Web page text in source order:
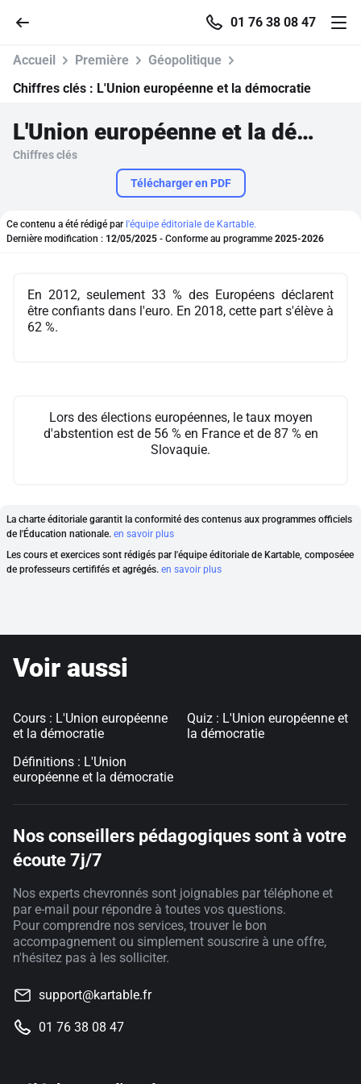
01 76 38 08 47
Accueil
Recherche
S'inscrire gratuitement
Accueil Première
Géopolitique
Chiffres clés : L'Union européenne et la démocratie
L'Union européenne et la démocratie
Chiffres clés
Télécharger en PDF
Ce contenu a été rédigé par l'équipe éditoriale de Kartable.
Dernière modification : 12/05/2025 - Conforme au programme 2025-2026
En 2012, seulement 33 % des Européens déclarent
être confiants dans l'euro. En 2018, cette part s'élève à
62 %.
Lors des élections européennes, le taux moyen
d'abstention est de 56 % en France et de 87 % en
Slovaquie.
La charte éditoriale garantit la conformité des contenus aux programmes officiels
de l'Éducation nationale. en savoir plus
Les cours et exercices sont rédigés par l'équipe éditoriale de Kartable, composéee
de professeurs certififés et agrégés. en savoir plus
Voir aussi
Cours : L'Union européenne
et la démocratie
Définitions : L'Union
européenne et la démocratie
Quiz : L'Union européenne et
la démocratie
Nos conseillers pédagogiques sont à votre
écoute 7j/7
Nos experts chevronnés sont joignables par téléphone et
par e-mail pour répondre à toutes vos questions.
Pour comprendre nos services, trouver le bon
accompagnement ou simplement souscrire à une offre,
n'hésitez pas à les solliciter.
support@kartable.fr
01 76 38 08 47